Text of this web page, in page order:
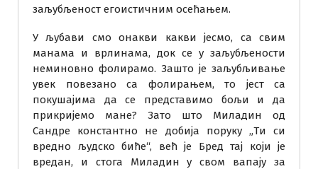
заљубљеност егоистичним осећањем.
У љубави смо онакви какви јесмо, са свим
манама и врлинама, док се у заљубљености
неминовно фолирамо. Зашто је заљубљивање
увек повезано са фолирањем, то јест са
покушајима да се представимо бољи и да
прикријемо мане? Зато што Миладин од
Сандре константно не добија поруку „Ти си
вредно људско биће“, већ је Бред тај који је
вредан, и стога Миладин у свом вапају за